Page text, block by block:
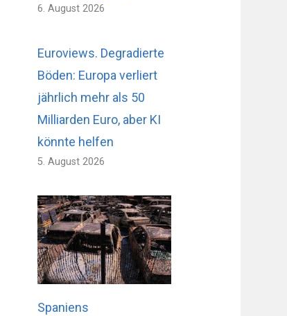
6. August 2026
Euroviews. Degradierte
Böden: Europa verliert
jährlich mehr als 50
Milliarden Euro, aber KI
könnte helfen
5. August 2026
Spaniens